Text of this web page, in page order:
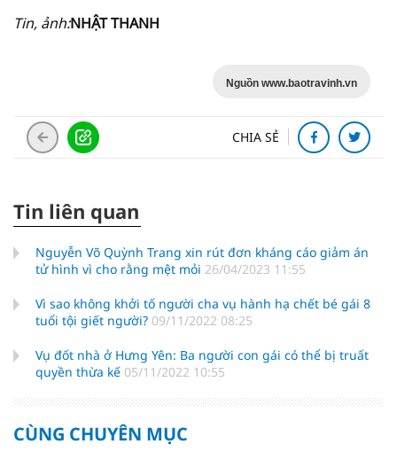
Tin, ảnh:NHẬT THANH
Nguồn www.baotravinh.vn
CHIA SẺ
Tin liên quan
Nguyễn Võ Quỳnh Trang xin rút đơn kháng cáo giảm án
tử hình vì cho rằng mệt mỏi 26/04/2023 11:55
Vì sao không khởi tố người cha vụ hành hạ chết bé gái 8
tuổi tội giết người? 09/11/2022 08:25
Vụ đốt nhà ở Hưng Yên: Ba người con gái có thể bị truất
quyền thừa kế 05/11/2022 10:55
CÙNG CHUYÊN MỤC